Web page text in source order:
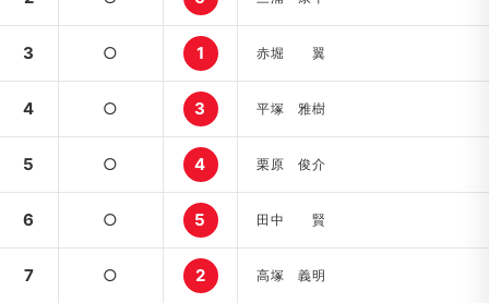
3 ○ 1 赤堀 翼
4 ○ 3 平塚 雅樹
5 ○ 4 栗原 俊介
6 ○ 5 田中 賢
7 ○ 2 高塚 義明